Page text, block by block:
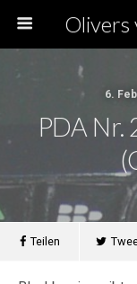
6.
PDA Nr.
Teilen